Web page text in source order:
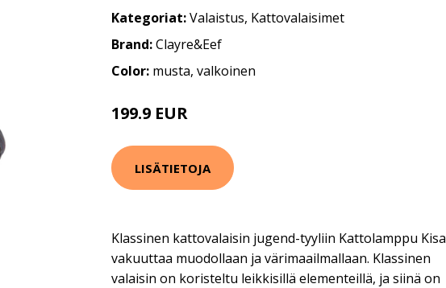
Kategoriat:Valaistus, Kattovalaisimet
Brand:Clayre&Eef
Color: musta, valkoinen
199.9 EUR
LISÄTIETOJA
Klassinen kattovalaisin jugend-tyyliin Kattolamppu Kisa
vakuuttaa muodollaan ja värimaailmallaan. Klassinen
valaisin on koristeltu leikkisillä elementeillä, ja siinä on